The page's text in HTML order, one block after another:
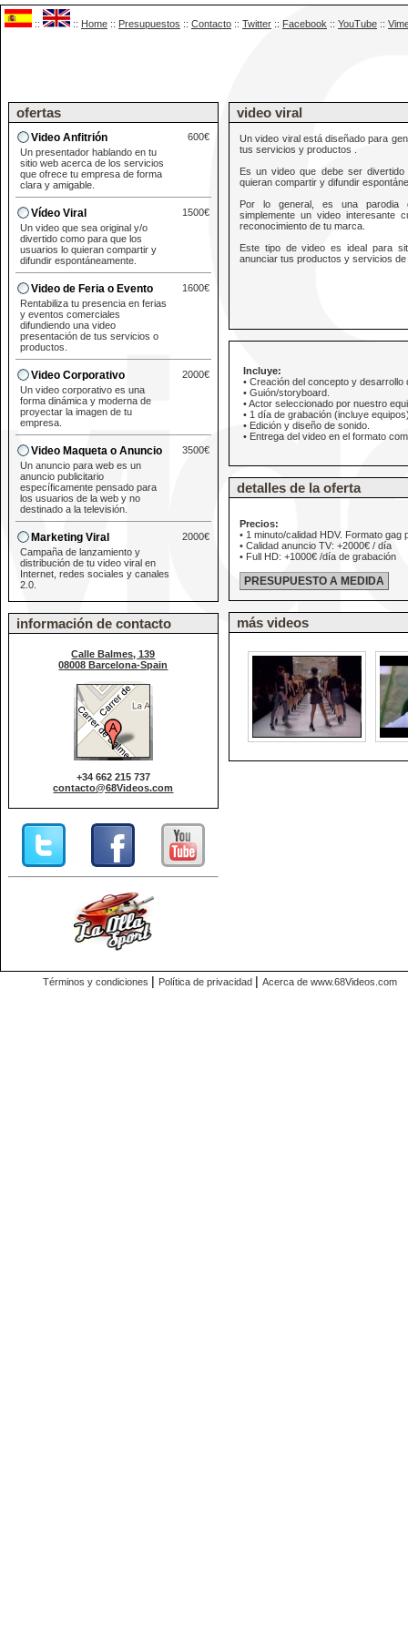
:: :: Home :: Presupuestos :: Contacto :: Twitter :: Facebook :: YouTube ::
ofertas
Video Anfitrión
Un presentador hablando en tu
sitio web acerca de los servicios
que ofrece tu empresa de forma
clara y amigable.
600€
Vídeo Viral
Un video que sea original y/o
divertido como para que los
usuarios lo quieran compartir y
difundir espontáneamente.
1500€
Video de Feria o Evento
Rentabiliza tu presencia en ferias
y eventos comerciales
difundiendo una video
presentación de tus servicios o
productos.
1600€
Video Corporativo
Un video corporativo es una
forma dinámica y moderna de
proyectar la imagen de tu
empresa.
2000€
Video Maqueta o Anuncio
Un anuncio para web es un
anuncio publicitario
específicamente pensado para
los usuarios de la web y no
destinado a la televisión.
3500€
Marketing Viral
Campaña de lanzamiento y
distribución de tu video viral en
Internet, redes sociales y canales
2.0.
2000€
información de contacto
Calle Balmes, 139
08008 Barcelona-Spain
+34 662 215 737
contacto@68Videos.com
video viral
Un video viral está diseñado para
tus servicios y productos .
Es un video que debe ser
quieran compartir y difundir
Por lo general, es una parodia
simplemente un video interesante
reconocimiento de tu marca.
Este tipo de video es ideal para
anunciar tus productos y servicios de
Incluye:
• Creación del concepto y desarrollo
• Guión/storyboard.
• Actor seleccionado por nuestro
• 1 día de grabación (incluye
• Edición y diseño de sonido.
• Entrega del video en el formato
detalles de la oferta
Precios:
• 1 minuto/calidad HDV. Formato
• Calidad anuncio TV: +2000€ / día
• Full HD: +1000€ /día de grabación
más videos
Términos y condiciones | Política de privacidad | Acerca de www.68Videos.com